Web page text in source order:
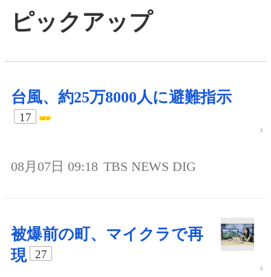
ピックアップ
台風、約25万8000人に避難指示
17
08月07日 09:18 TBS NEWS DIG
被爆前の町、マイクラで再
現
27